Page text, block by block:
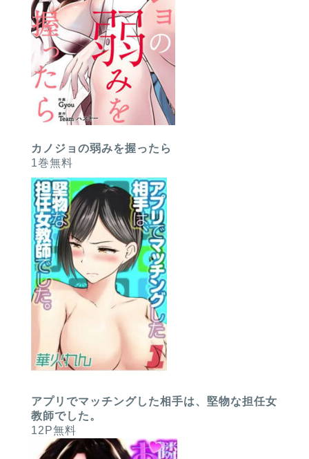
カノジョの弱みを握ったら
1巻無料
アプリでマッチングした相手は、堅物な担任女
教師でした。
12P無料